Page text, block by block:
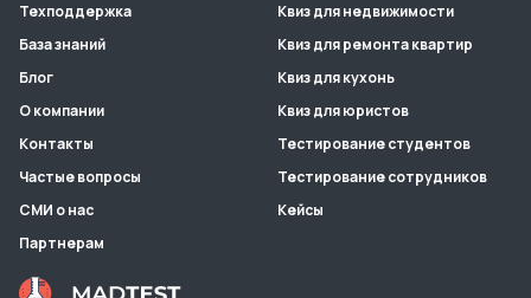
Техподдержка
База знаний
Блог
О компании
Контакты
Частые вопросы
СМИ о нас
Партнерам
Квиз для недвижимости
Квиз для ремонта квартир
Квиз для кухонь
Квиз для юристов
Тестирование студентов
Тестирование сотрудников
Кейсы